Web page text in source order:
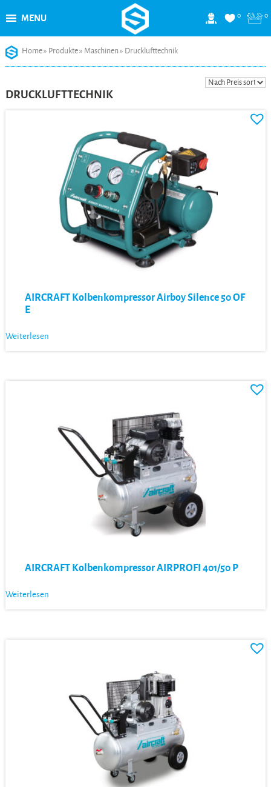
content
0 0
MENU
Home» Produkte» Maschinen» Drucklufttechnik
DRUCKLUFTTECHNIK
AIRCRAFT Kolbenkompressor Airboy Silence 50 OF
E
Weiterlesen
AIRCRAFT Kolbenkompressor AIRPROFI 401/50 P
Weiterlesen